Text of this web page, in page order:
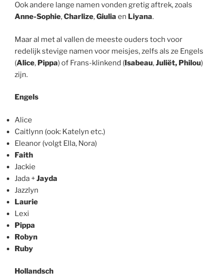
Ook andere lange namen vonden gretig aftrek, zoals
Anne-Sophie,Charlize,Giulia en Liyana.
Maar al met al vallen de meeste ouders toch voor
redelijk stevige namen voor meisjes, zelfs als ze Engels
(Alice, Pippa) of Frans-klinkend (Isabeau,Juliët, Philou)
zijn.
Engels
Alice
Caitlynn (ook: Katelyn etc.)
Eleanor (volgt Ella, Nora)
Faith
Jackie
Jada +Jayda
Jazzlyn
Laurie
Lexi
Pippa
Robyn
Ruby
Hollandsch